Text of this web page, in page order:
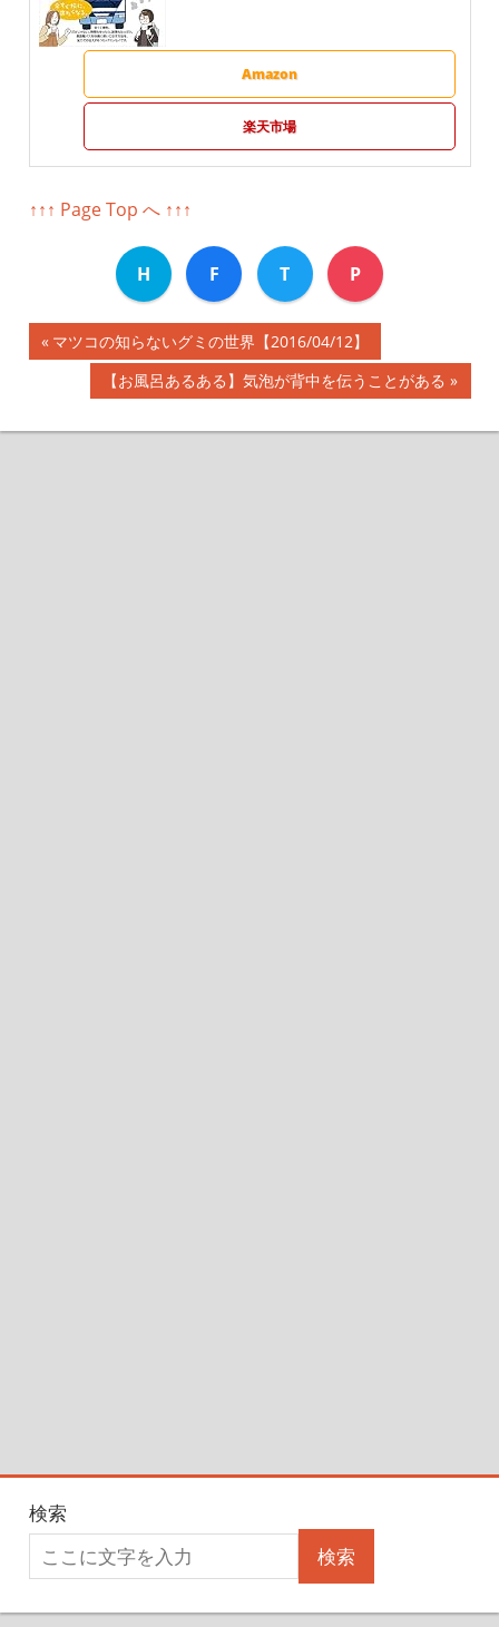
Amazon
楽天市場
↑↑↑ Page Top へ ↑↑↑
H F T P
投
前
マツコの知らないグミの世界【2016/04/12】
次
記
【お風呂あるある】気泡が背中を伝うことがある
検索
検索